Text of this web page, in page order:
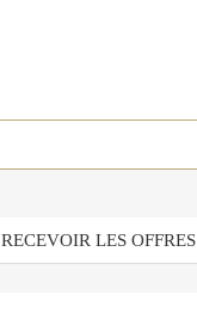
RECEVOIR LES OFFRES